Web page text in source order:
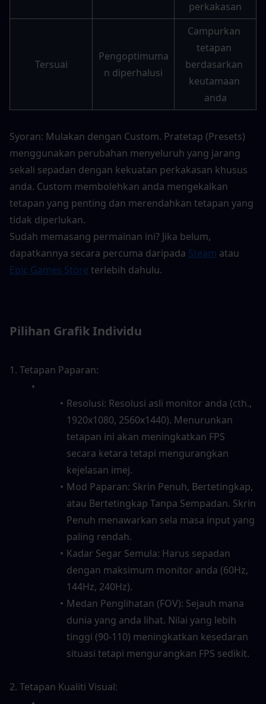
perkakasan
Tersuai
Pengoptimuma
n diperhalusi
Campurkan
tetapan
berdasarkan
keutamaan
anda
Syoran: Mulakan dengan Custom. Pratetap (Presets)
menggunakan perubahan menyeluruh yang jarang
sekali sepadan dengan kekuatan perkakasan khusus
anda. Custom membolehkan anda mengekalkan
tetapan yang penting dan merendahkan tetapan yang
tidak diperlukan.
Sudah memasang permainan ini? Jika belum,
dapatkannya secara percuma daripada Steam
Epic Games Store terlebih dahulu.
Pilihan Grafik Individu
1. Tetapan Paparan:
Resolusi: Resolusi asli monitor anda (cth.,
1920x1080, 2560x1440). Menurunkan
tetapan ini akan meningkatkan FPS
secara ketara tetapi mengurangkan
kejelasan imej.
Mod Paparan: Skrin Penuh, Bertetingkap,
atau Bertetingkap Tanpa Sempadan. Skrin
Penuh menawarkan sela masa input yang
paling rendah.
Kadar Segar Semula: Harus sepadan
dengan maksimum monitor anda (60Hz,
144Hz, 240Hz).
Medan Penglihatan (FOV): Sejauh mana
dunia yang anda lihat. Nilai yang lebih
tinggi (90-110) meningkatkan kesedaran
situasi tetapi mengurangkan FPS sedikit.
2. Tetapan Kualiti Visual: